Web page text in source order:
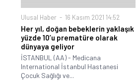
Ulusal Haber 16 Kasım 2021 14:52
Her yıl, doğan bebeklerin yaklaşık
yüzde 10’u prematüre olarak
dünyaya geliyor
İSTANBUL (AA) - Medicana
International İstanbul Hastanesi
Çocuk Sağlığı ve...